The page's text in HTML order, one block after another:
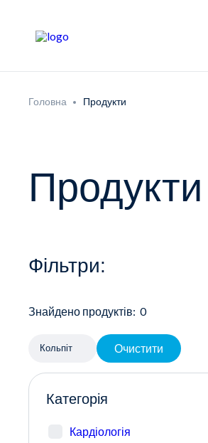
Головна Продукти
Продукти
Фільтри:
Знайдено продуктів: 0
Кольпіт Очистити
Категорія
Кардіологія